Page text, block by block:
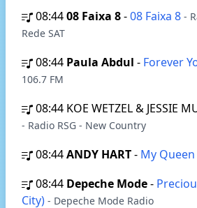
08:4408 Faixa 8-08 Faixa 8 -
Rede SAT
08:44 Paula Abdul - Forever
106.7 FM
08:44 KOE WETZEL & JESSIE
- Radio RSG - New Country
08:44ANDY HART- My Queen
08:44 Depeche Mode-
City) - Depeche Mode Radio